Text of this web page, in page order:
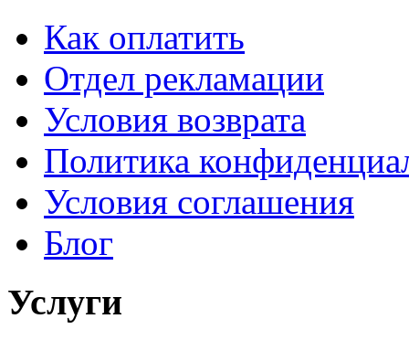
Как оплатить
Отдел рекламации
Условия возврата
Политика
Условия соглашения
Блог
Услуги